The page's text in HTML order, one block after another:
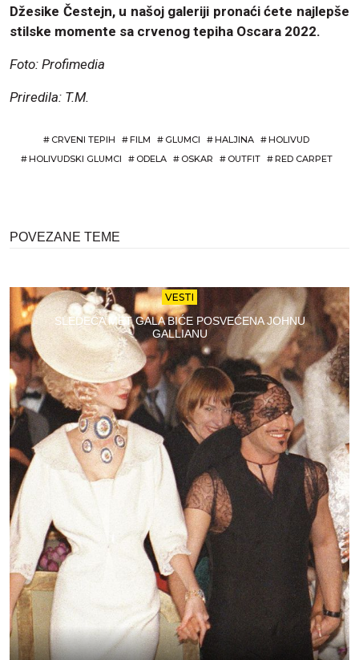
Džesike Čestejn, u našoj galeriji pronaći ćete najlepše
stilske momente sa crvenog tepiha Oscara 2022.
Foto: Profimedia
Priredila: T.M.
# CRVENI TEPIH #FILM # GLUMCI #HALJINA #HOLIVUD
#HOLIVUDSKI GLUMCI # ODELA # OSKAR # OUTFIT #RED CARPET
POVEZANE TEME
VESTI
SLEDEĆA MET GALA BIĆE POSVEĆENA JOHNU
GALLIANU